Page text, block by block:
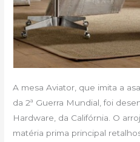
A mesa Aviator, que imita a
da 2ª Guerra Mundial, foi
Hardware, da Califórnia. O
matéria prima principal